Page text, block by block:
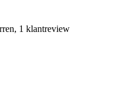
1 klantreview